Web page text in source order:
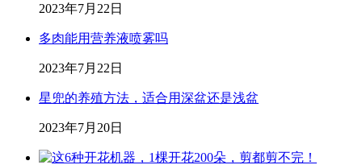
2023年7月22日
多肉能用营养液喷雾吗
2023年7月22日
星兜的养殖方法，适合用深盆还是浅盆
2023年7月20日